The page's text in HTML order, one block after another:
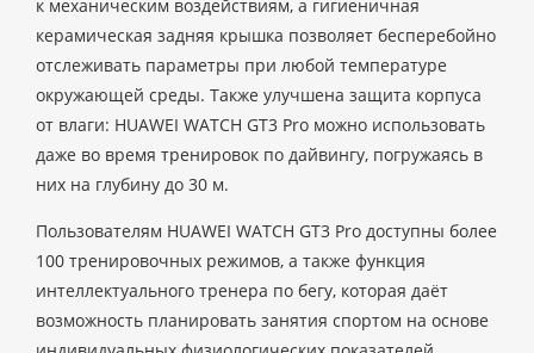
к механическим воздействиям, а гигиеничная
керамическая задняя крышка позволяет бесперебойно
отслеживать параметры при любой температуре
окружающей среды. Также улучшена защита корпуса
от влаги: HUAWEI WATCH GT3 Pro можно использовать
даже во время тренировок по дайвингу, погружаясь в
них на глубину до 30 м.
Пользователям HUAWEI WATCH GT3 Pro доступны более
100 тренировочных режимов, а также функция
интеллектуального тренера по бегу, которая даёт
возможность планировать занятия спортом на основе